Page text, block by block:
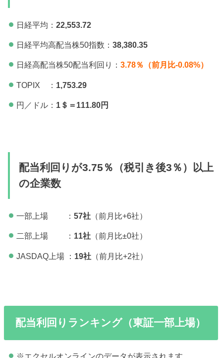
日経平均： 22 ,553.72
日経平均高配当株50指数： 38,380.35
日経高配当株50配当利回り： 3.78％（前月比-0.08%）
TOPIX ： 1,753.29
円／ドル： 1＄＝111.80円
配当利回りが3.75％（税引き後3％）以上
の企業数
一部上場 ： 57社（前月比+6社）
二部上場 ： 11社（前月比±0社）
JASDAQ上場 ： 19社（前月比+2社）
配当利回りランキング（東証一部上場）
※エクセルオンラインのデータが表示されます